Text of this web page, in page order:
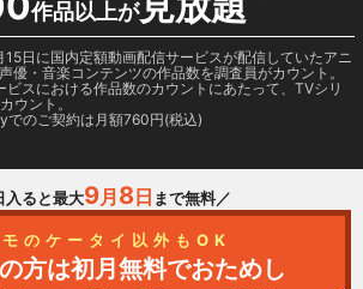
作品以上が
日に国内定額動画配信サービスが配信していたアニ
優・音楽コンテンツの作品数を調査員がカウント。
ビスにおける作品数のカウントにあたって、TVシリ
ウント。
でのご契約は月額760円(税込)
入ると最大9月 8日 まで無料／
モのケータイ以外もOK
方は初月無料でおためし